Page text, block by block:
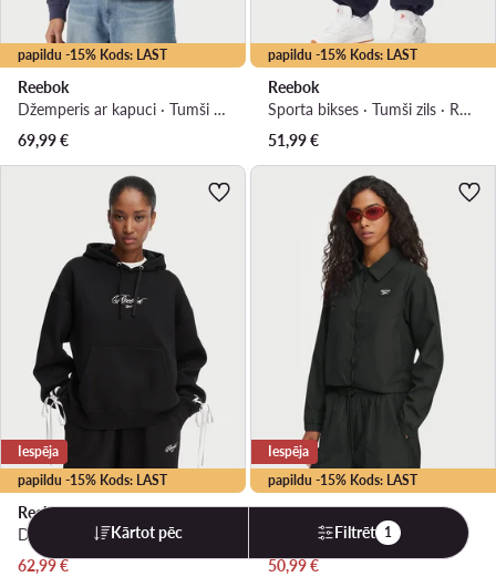
papildu -15% Kods: LAST
Reebok
Džemperis ar kapuci · Tumši zils
69,99€
papildu -15% Kods: LAST
Reebok
Sporta bikses · Tumši zils · Regular Fit
51,99€
papildu -15% Kods: LAST
Iespēja
Reebok
Pašreizējā cena
62,99€
papildu -15% Kods: LAST
Iespēja
Reebok
Pārejas jaka · Melns
Pašreizējā cena
50,99€
Kārtot pēc Filtrēt 1